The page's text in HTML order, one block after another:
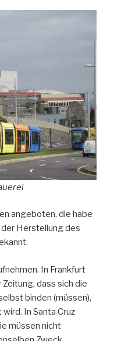
angeboten, die habe
Herstellung des
In Frankfurt
dass sich die
binden (müssen),
In Santa Cruz
müssen nicht